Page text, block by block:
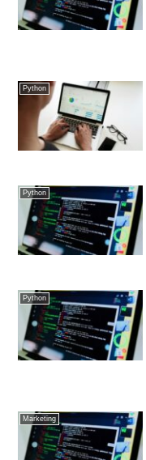
Python
Python
Python
Marketing